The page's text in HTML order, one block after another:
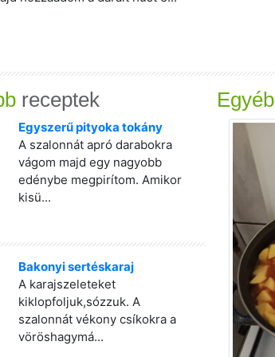
receptek
Egyszerű pityoka tokány
A szalonnát apró darabokra
vágom majd egy nagyobb
edénybe megpirítom. Amikor
kisü...
Bakonyi sertéskaraj
A karajszeleteket
kiklopfoljuk,sózzuk. A
szalonnát vékony csíkokra a
vöröshagymá...
Egyéb